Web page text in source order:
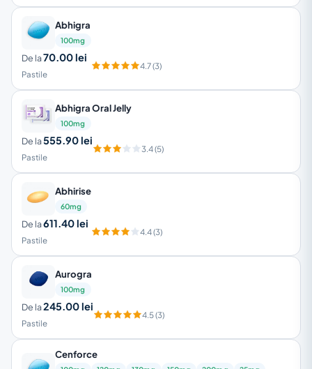
Abhirise
60mg
De la611.40 lei
Pastile
4.4 (3)
Aurogra
100mg
De la245.00 lei
Pastile
4.5 (3)
Cenforce
Abhigra Oral Jelly
100mg
De la555.90 lei
Pastile
3.4 (5)
Abhigra
100mg
De la70.00 lei
Pastile
4.7 (3)